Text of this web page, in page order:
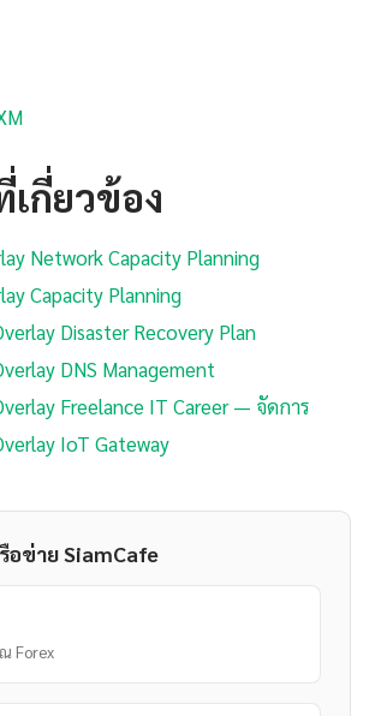
กี่ยวข้อง
Network Capacity Planning
Capacity Planning
Disaster Recovery Plan
DNS Management
Freelance IT Career — จัดการ
IoT Gateway
อข่าย SiamCafe
Forex